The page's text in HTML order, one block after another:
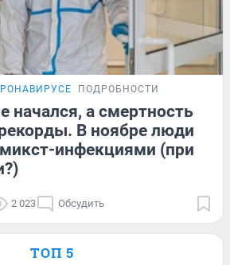
ПОДРОБНОСТИ
начался, а смертность
В ноябре люди
инфекциями (при
2 023 Обсудить
ТОП 5